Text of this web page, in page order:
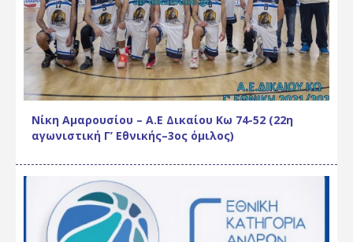
Νίκη Αμαρουσίου – Α.Ε Δικαίου Κω 74-52 (22η
αγωνιστική Γ’ Εθνικής–3ος όμιλος)